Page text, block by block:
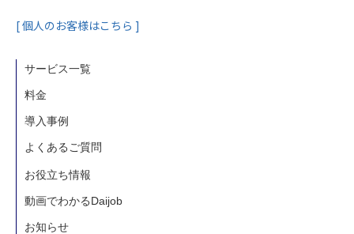
[ 個人のお客様はこちら ]
サービス一覧
料金
導入事例
よくあるご質問
お役立ち情報
動画でわかるDaijob
お知らせ